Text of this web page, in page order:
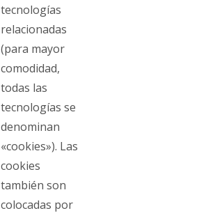
tecnologías
relacionadas
(para mayor
comodidad,
todas las
tecnologías se
denominan
«cookies»). Las
cookies
también son
colocadas por